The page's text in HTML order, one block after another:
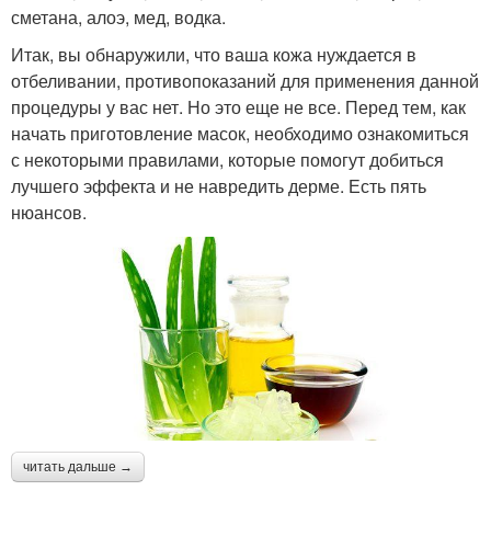
сметана, алоэ, мед, водка.
Итак, вы обнаружили, что ваша кожа нуждается в
отбеливании, противопоказаний для применения данной
процедуры у вас нет. Но это еще не все. Перед тем, как
начать приготовление масок, необходимо ознакомиться
с некоторыми правилами, которые помогут добиться
лучшего эффекта и не навредить дерме. Есть пять
нюансов.
читать дальше →